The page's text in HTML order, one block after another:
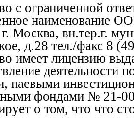
с ограниченной
наименование
Москва, вн.тер.г.
д.28 тел./факс 8
имеет лицензию
деятельности
паевыми
фондами № 21-
о том, что что